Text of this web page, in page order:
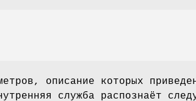
описание которых
служба распознаёт